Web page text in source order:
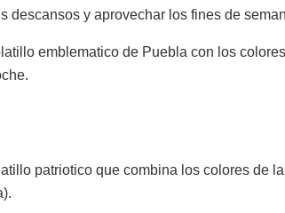
descansos y aprovechar los fines de
emblematico de Puebla con los
patriotico que combina los colores de